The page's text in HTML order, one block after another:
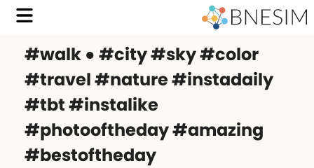
#walk ● #city #sky #color
#travel #nature #instadaily
#tbt #instalike
#photooftheday #amazing
#bestoftheday